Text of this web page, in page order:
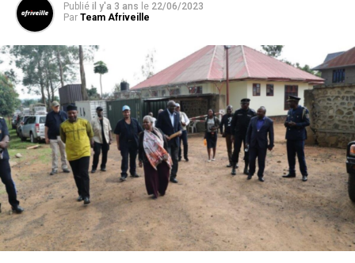
Publié il y'a 3 ans le 22/06/2023
Par Team Afriveille